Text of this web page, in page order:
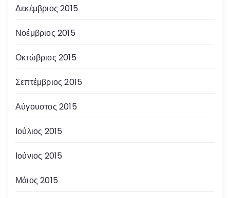
Δεκέμβριος 2015
Νοέμβριος 2015
Οκτώβριος 2015
Σεπτέμβριος 2015
Αύγουστος 2015
Ιούλιος 2015
Ιούνιος 2015
Μάιος 2015